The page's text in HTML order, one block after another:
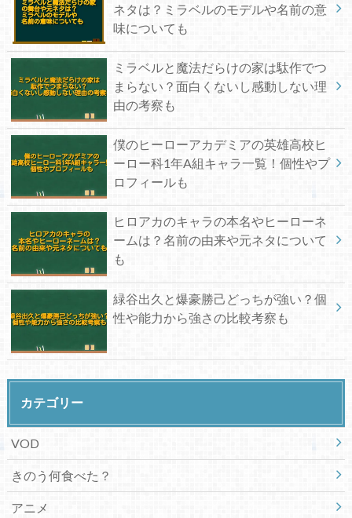
ネタは？ミラベルのモデルや名前の意
味についても
ミラベルと魔法だらけの家は駄作でつ
まらない？面白くないし感動しない理
由の考察も
僕のヒーローアカデミアの英雄高校ヒ
ーロー科1年A組キャラ一覧！個性やプ
ロフィールも
ヒロアカのキャラの本名やヒーローネ
ームは？名前の由来や元ネタについて
も
緑谷出久と爆豪勝己どっちが強い？個
性や能力から強さの比較考察も
カテゴリー
VOD
きのう何食べた？
アニメ